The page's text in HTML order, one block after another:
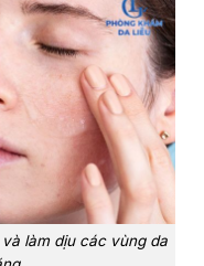
làm dịu các vùng da